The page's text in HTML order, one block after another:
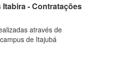
- Contratações
através de
de Itajubá